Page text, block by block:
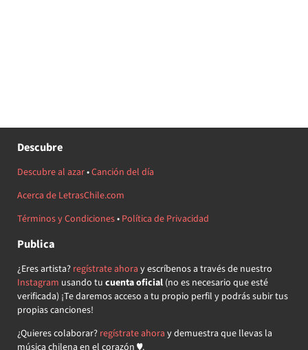
Descubre
Descubre al azar•Canción del día
Acerca de LetrasChile.com
Términos y Condiciones• Política de Privacidad
Publica
¿Eres artista? regístrate ahora y escríbenos a través de nuestro
Instagram usando tu cuenta oficial(no es necesario que esté
verificada) ¡Te daremos acceso a tu propio perfil y podrás subir tus
propias canciones!
¿Quieres colaborar? regístrate ahora y demuestra que llevas la